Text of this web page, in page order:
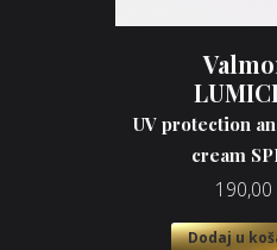
UV protection
cream
190,00
Dodaj u